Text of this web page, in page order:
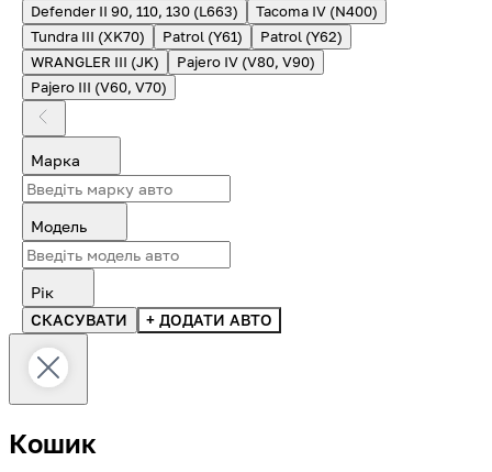
Defender II 90, 110, 130 (L663)
Tacoma IV (N400)
Tundra III (XK70)
Patrol (Y61)
Patrol (Y62)
WRANGLER III (JK)
Pajero IV (V80, V90)
Pajero III (V60, V70)
Марка
Модель
Рік
СКАСУВАТИ
+ ДОДАТИ АВТО
Кошик